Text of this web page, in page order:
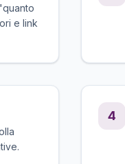
e link
4